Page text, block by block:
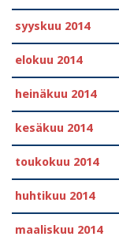
syyskuu 2014
elokuu 2014
heinäkuu 2014
kesäkuu 2014
toukokuu 2014
huhtikuu 2014
maaliskuu 2014